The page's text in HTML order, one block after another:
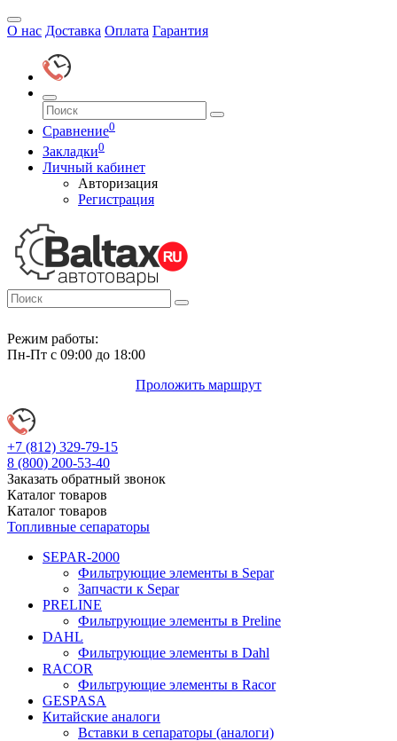
О нас Доставка Оплата Гарантия
Сравнение0
Закладки0
Личный кабинет
Авторизация
Регистрация
Режим работы:
Пн-Пт с 09:00 до 18:00
Проложить маршрут
+7 (812) 329-79-15
8 (800) 200-53-40
Заказать обратный звонок
Каталог товаров
Каталог товаров
Топливные сепараторы
SEPAR-2000
Фильтрующие элементы в Separ
Запчасти к Separ
PRELINE
Фильтрующие элементы в Preline
DAHL
Фильтрующие элементы в Dahl
RACOR
Фильтрующие элементы в Racor
GESPASA
Китайские аналоги
Вставки в сепараторы (аналоги)